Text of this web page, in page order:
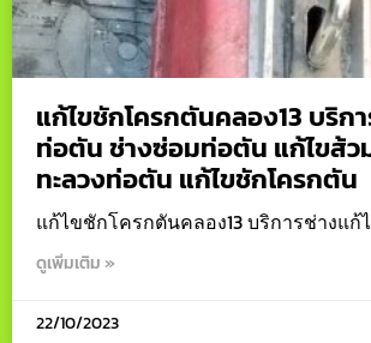
แก้ไขชักโครกตันคลอง13 บริก
ท่อตัน ช่างซ่อมท่อตัน แก้ไขส้ว
ทะลวงท่อตัน แก้ไขชักโครกตัน
แก้ไขชักโครกตันคลอง13 บริการช่างแก้
ดูเพิ่มเติม »
22/10/2023